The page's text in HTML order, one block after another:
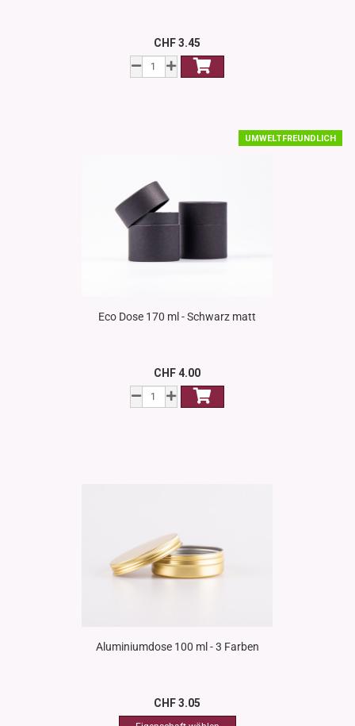
CHF 3.45
UMWELTFREUNDLICH
Eco Dose 170 ml - Schwarz matt
CHF 4.00
Aluminiumdose 100 ml - 3 Farben
CHF 3.05